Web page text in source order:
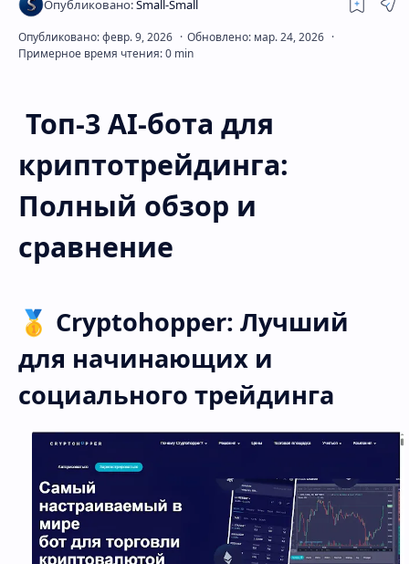
Топ-3 AI-бота для
криптотрейдинга:
Полный обзор и
сравнение
🥇 Cryptohopper: Лучший
для начинающих и
социального трейдинга